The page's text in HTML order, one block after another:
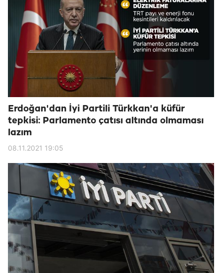
Erdoğan'dan İyi Partili Türkkan'a küfür
tepkisi: Parlamento çatısı altında olmaması
lazım
08.11.2021 19:05